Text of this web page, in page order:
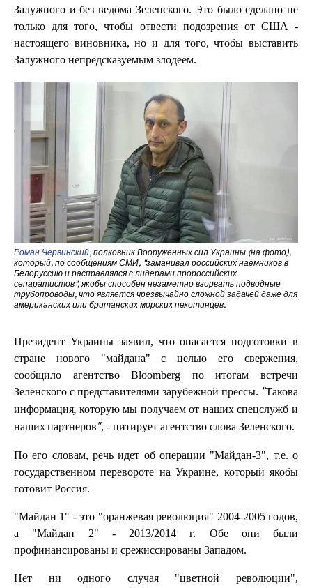
Залужного и без ведома Зеленского. Это было сделано не
только для того, чтобы отвести подозрения от США -
настоящего виновника, но и для того, чтобы выставить
Залужного непредсказуемым злодеем.
Роман Червинский, полковник Вооруженных сил Украины (на фото),
который, по сообщениям СМИ, "заманивал российских наемников в
Белоруссию и расправлялся с лидерами пророссийских
сепаратистов", якобы способен незаметно взорвать подводные
трубопроводы, что является чрезвычайно сложной задачей даже для
американских или британских морских пехотинцев.
Президент Украины заявил, что опасается подготовки в
стране нового "майдана" с целью его свержения,
сообщило агентство Bloomberg по итогам встречи
Зеленского с представителями зарубежной прессы. "Такова
информация, которую мы получаем от наших спецслужб и
наших партнеров", - цитирует агентство слова Зеленского.
По его словам, речь идет об операции "Майдан-3", т.е. о
государственном перевороте на Украине, который якобы
готовит Россия.
"Майдан 1" - это "оранжевая революция" 2004-2005 годов,
а "Майдан 2" - 2013/2014 г. Обе они были
профинансированы и срежиссированы Западом.
Нет ни одного случая "цветной революции",